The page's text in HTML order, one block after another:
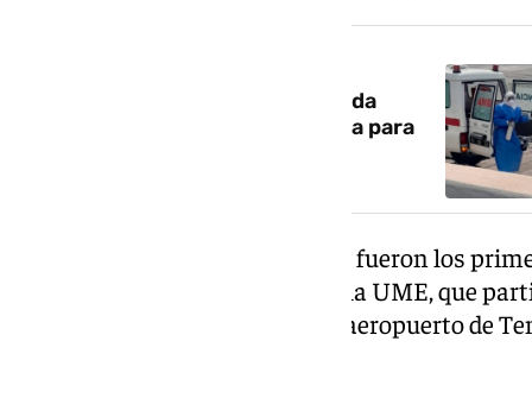
La mujer ingresada en Alicante da
negativo en hantavirus y espera para
Los 14 pasajeros españoles, que fueron los
subieron a varios autobuses de la UME, que
Civil y la propia UME rumbo al aeropuerto de